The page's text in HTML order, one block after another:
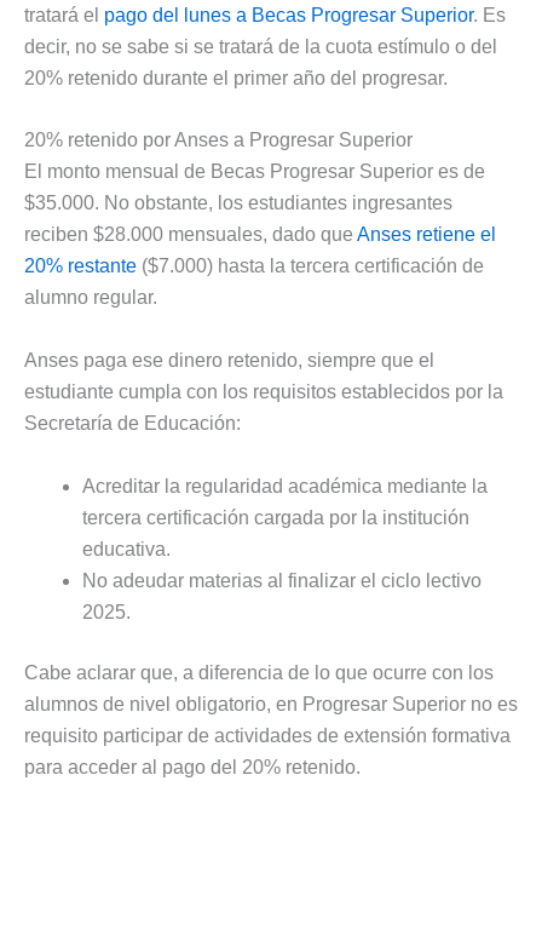
tratará el pago del lunes a Becas Progresar Superior. Es
decir, no se sabe si se tratará de la cuota estímulo o del
20% retenido durante el primer año del progresar.
20% retenido por Anses a Progresar Superior
El monto mensual de Becas Progresar Superior es de
$35.000. No obstante, los estudiantes ingresantes
reciben $28.000 mensuales, dado que Anses retiene el
20% restante ($7.000) hasta la tercera certificación de
alumno regular.
Anses paga ese dinero retenido, siempre que el
estudiante cumpla con los requisitos establecidos por la
Secretaría de Educación:
Acreditar la regularidad académica mediante la
tercera certificación cargada por la institución
educativa.
No adeudar materias al finalizar el ciclo lectivo
2025.
Cabe aclarar que, a diferencia de lo que ocurre con los
alumnos de nivel obligatorio, en Progresar Superior no es
requisito participar de actividades de extensión formativa
para acceder al pago del 20% retenido.